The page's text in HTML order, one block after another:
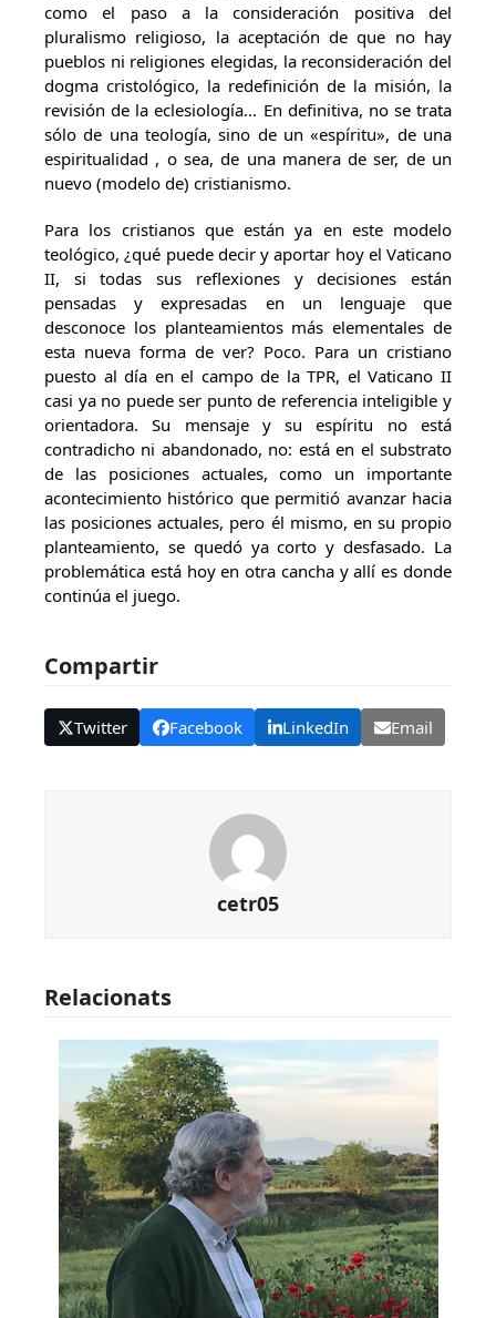
como el paso a la consideración positiva del
pluralismo religioso, la aceptación de que no hay
pueblos ni religiones elegidas, la reconsideración del
dogma cristológico, la redefinición de la misión, la
revisión de la eclesiología… En definitiva, no se trata
sólo de una teología, sino de un «espíritu», de una
espiritualidad , o sea, de una manera de ser, de un
nuevo (modelo de) cristianismo.
Para los cristianos que están ya en este modelo
teológico, ¿qué puede decir y aportar hoy el Vaticano
II, si todas sus reflexiones y decisiones están
pensadas y expresadas en un lenguaje que
desconoce los planteamientos más elementales de
esta nueva forma de ver? Poco. Para un cristiano
puesto al día en el campo de la TPR, el Vaticano II
casi ya no puede ser punto de referencia inteligible y
orientadora. Su mensaje y su espíritu no está
contradicho ni abandonado, no: está en el substrato
de las posiciones actuales, como un importante
acontecimiento histórico que permitió avanzar hacia
las posiciones actuales, pero él mismo, en su propio
planteamiento, se quedó ya corto y desfasado. La
problemática está hoy en otra cancha y allí es donde
continúa el juego.
Compartir
Twitter Facebook LinkedIn Email
cetr05
Relacionats